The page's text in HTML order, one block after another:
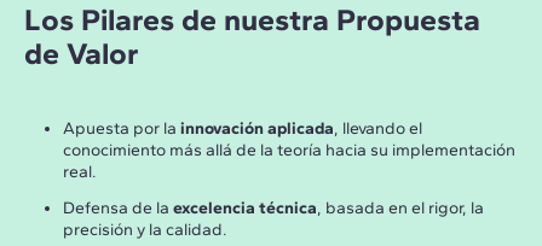
Los Pilares de nuestra Propuesta
de Valor
Apuesta por la innovación aplicada, llevando el
conocimiento más allá de la teoría hacia su implementación
real.
Defensa de la excelencia técnica, basada en el rigor, la
precisión y la calidad.